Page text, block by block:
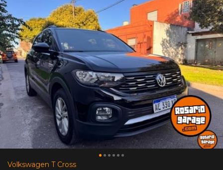
Volkswagen T Cross